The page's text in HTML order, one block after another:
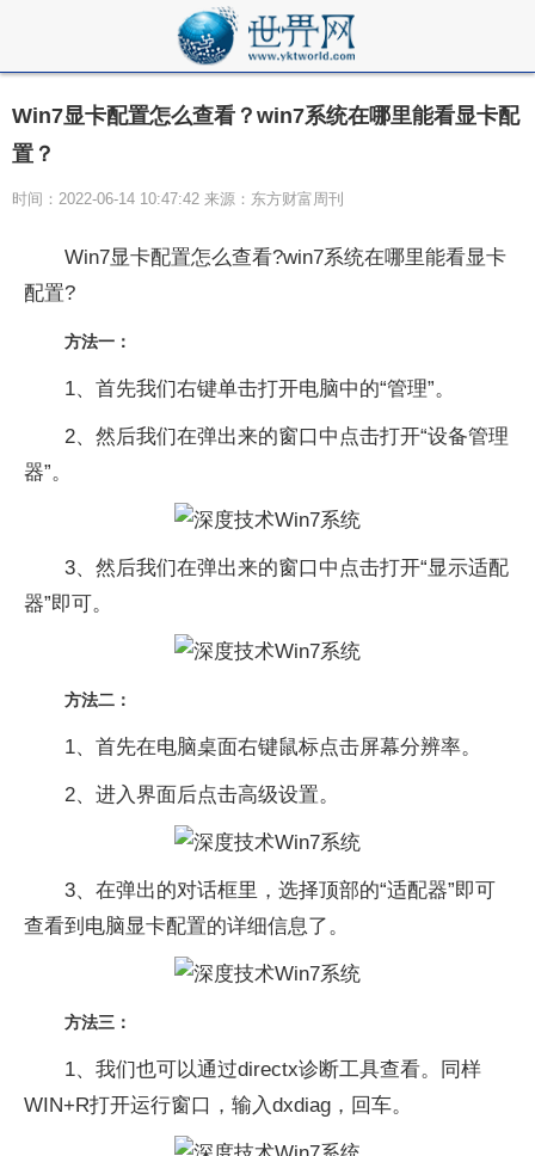
Win7显卡配置怎么查看？win7系统在哪里能看显卡配
置？
时间：2022-06-14 10:47:42 来源：东方财富周刊
Win7显卡配置怎么查看?win7系统在哪里能看显卡
配置?
方法一：
1、首先我们右键单击打开电脑中的“管理”。
2、然后我们在弹出来的窗口中点击打开“设备管理
器”。
3、然后我们在弹出来的窗口中点击打开“显示适配
器”即可。
方法二：
1、首先在电脑桌面右键鼠标点击屏幕分辨率。
2、进入界面后点击高级设置。
3、在弹出的对话框里，选择顶部的“适配器”即可
查看到电脑显卡配置的详细信息了。
方法三：
1、我们也可以通过directx诊断工具查看。同样
WIN+R打开运行窗口，输入dxdiag，回车。